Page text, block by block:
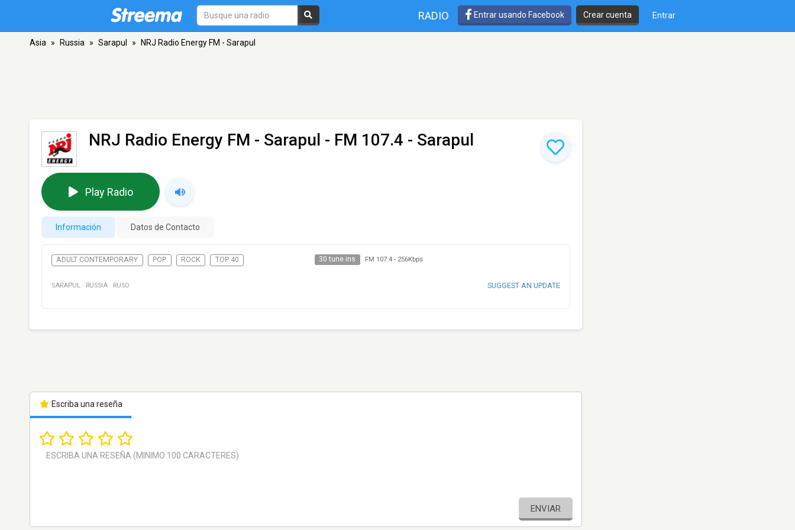
RADIO Entrar usando Facebook Crear cuenta Entrar
Asia » Russia » Sarapul » NRJ Radio Energy FM - Sarapul
NRJ Radio Energy FM - Sarapul - FM 107.4 - Sarapul
Play Radio
Información Datos de Contacto
ADULT CONTEMPORARY POP ROCK TOP 40 30 tune ins FM 107.4- 256Kbps
SARAPUL · RUSSIA · RUSO SUGGEST AN UPDATE
Escriba una reseña
ENVIAR